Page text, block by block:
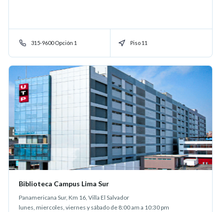
315-9600 Opción 1 Piso 11
Biblioteca Campus Lima Sur
Panamericana Sur, Km 16, Villa El Salvador
lunes, miercoles, viernes y sábado de 8:00 am a 10:30 pm